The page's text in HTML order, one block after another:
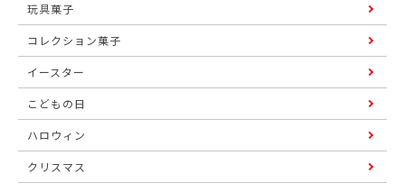
玩具菓子
コレクション菓子
イースター
こどもの日
ハロウィン
クリスマス